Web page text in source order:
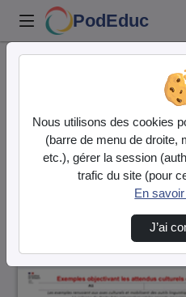
PodEduc
65 vidéos
Audio Vidéo
Direction de tri
Nous utilisons des cookies
(barre de menu de droite,
etc.), gérer la session
trafic du site (pour
En
J’ai